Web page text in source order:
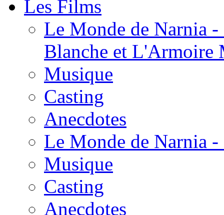
Les Films
Le Monde de Narnia
Blanche et L'Armoire
Musique
Casting
Anecdotes
Le Monde de Narnia
Musique
Casting
Anecdotes